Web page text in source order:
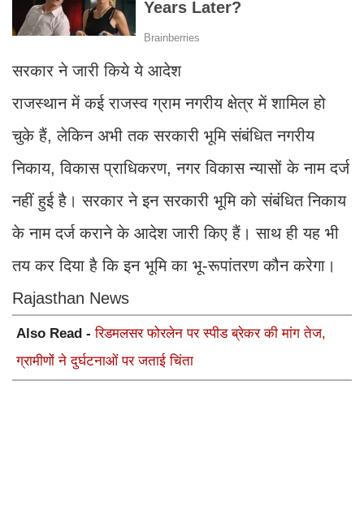
सरकार ने जारी किये ये आदेश
राजस्थान में कई राजस्व ग्राम नगरीय क्षेत्र में शामिल हो
चुके हैं, लेकिन अभी तक सरकारी भूमि संबंधित नगरीय
निकाय, विकास प्राधिकरण, नगर विकास न्यासों के नाम दर्ज
नहीं हुई है। सरकार ने इन सरकारी भूमि को संबंधित निकाय
के नाम दर्ज कराने के आदेश जारी किए हैं। साथ ही यह भी
तय कर दिया है कि इन भूमि का भू-रूपांतरण कौन करेगा।
Rajasthan News
Also Read -रिडमलसर फोरलेन पर स्पीड ब्रेकर की मांग तेज,
ग्रामीणों ने दुर्घटनाओं पर जताई चिंता